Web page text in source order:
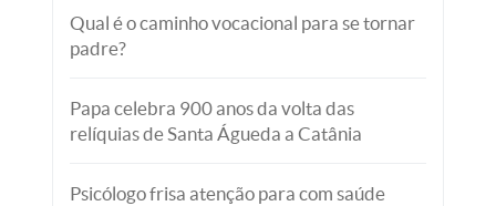
Qual é o caminho vocacional para se tornar
padre?
Papa celebra 900 anos da volta das
relíquias de Santa Águeda a Catânia
Psicólogo frisa atenção para com saúde